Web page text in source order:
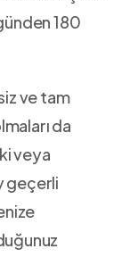
180
ve tam
da
veya
geçerli